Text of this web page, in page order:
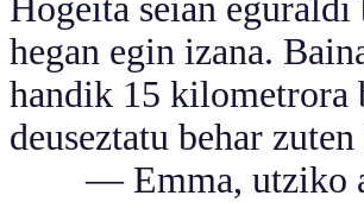
Hogeita seian eguraldi
hegan egin izana.
handik 15 kilometrora
deuseztatu behar
— Emma, utziko al